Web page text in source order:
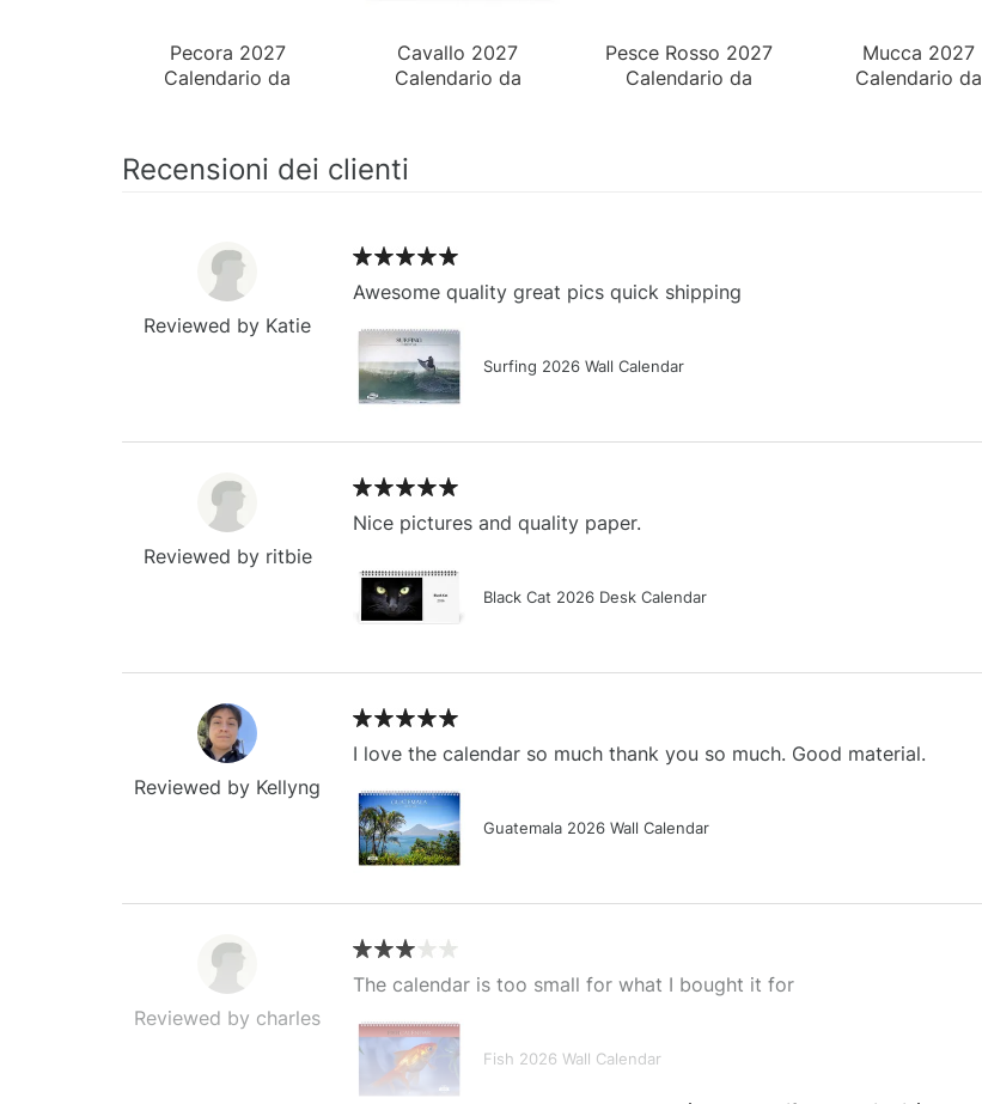
Pecora 2027
Calendario da
Cavallo 2027
Calendario da
Pesce Rosso 2027
Calendario da
Mucca 2027
Calendario da
Recensioni dei clienti
Reviewed by Katie
Awesome quality great pics quick shipping
Surfing 2026 Wall Calendar
Reviewed by ritbie
Nice pictures and quality paper.
Black Cat 2026 Desk Calendar
Reviewed by Kellyng
I love the calendar so much thank you so much. Good material.
Guatemala 2026 Wall Calendar
Reviewed by charles
The calendar is too small for what I bought it for
Fish 2026 Wall Calendar